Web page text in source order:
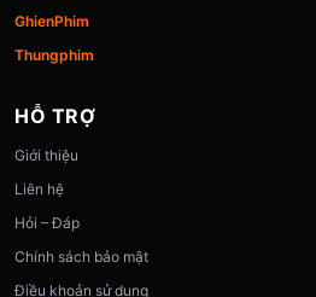
GhienPhim
Thungphim
HỖ TRỢ
Giới thiệu
Liên hệ
Hỏi – Đáp
Chính sách bảo mật
Điều khoản sử dụng